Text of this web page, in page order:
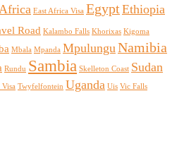
East Africa Visa Egypt Ethiopia
Road Kalambo Falls Khorixas Kigoma
Mbala Mpanda MpulunguNamibia
Rundu Sambia Skelleton Coast Sudan
Visa Twyfelfontein Uganda Uis Vic Falls